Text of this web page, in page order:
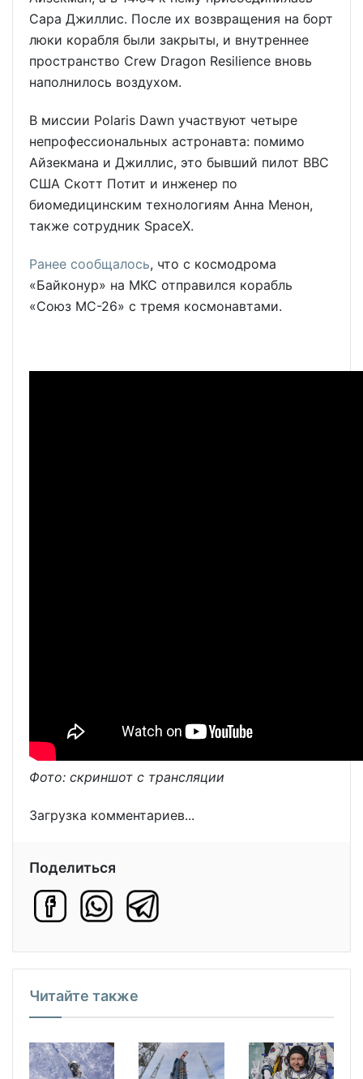
Сара Джиллис. После их возвращения на борт
люки корабля были закрыты, и внутреннее
пространство Crew Dragon Resilience вновь
наполнилось воздухом.
В миссии Polaris Dawn участвуют четыре
непрофессиональных астронавта: помимо
Айзекмана и Джиллис, это бывший пилот ВВС
США Скотт Потит и инженер по
биомедицинским технологиям Анна Менон,
также сотрудник SpaceX.
Ранее сообщалось, что с космодрома
«Байконур» на МКС отправился корабль
«Союз МС-26» с тремя космонавтами.
Фото: скриншот с трансляции
Загрузка комментариев...
Поделиться
Читайте также